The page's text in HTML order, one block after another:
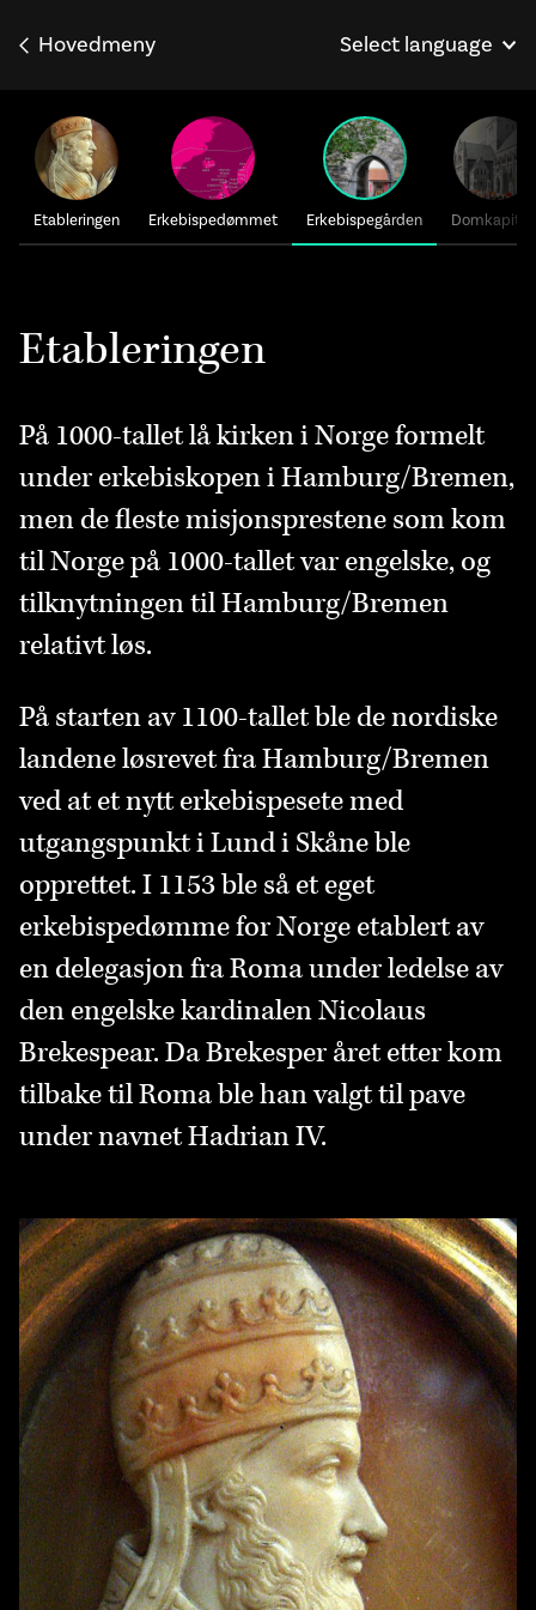
Hovedmeny Select language
English Français Deutsch
Etableringen Erkebispedømmet Erkebispegården
Etableringen
På 1000-tallet lå kirken i Norge formelt
under erkebiskopen i Hamburg/Bremen,
men de fleste misjonsprestene som kom
til Norge på 1000-tallet var engelske, og
tilknytningen til Hamburg/Bremen
relativt løs.
På starten av 1100-tallet ble de nordiske
landene løsrevet fra Hamburg/Bremen
ved at et nytt erkebispesete med
utgangspunkt i Lund i Skåne ble
opprettet. I 1153 ble så et eget
erkebispedømme for Norge etablert av
en delegasjon fra Roma under ledelse av
den engelske kardinalen Nicolaus
Brekespear. Da Brekesper året etter kom
tilbake til Roma ble han valgt til pave
under navnet Hadrian IV.